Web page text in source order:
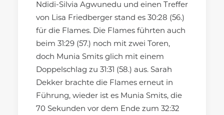
Ndidi-Silvia Agwunedu und einen Treffer
von Lisa Friedberger stand es 30:28 (56.)
für die Flames. Die Flames führten auch
beim 31:29 (57.) noch mit zwei Toren,
doch Munia Smits glich mit einem
Doppelschlag zu 31:31 (58.) aus. Sarah
Dekker brachte die Flames erneut in
Führung, wieder ist es Munia Smits, die
70 Sekunden vor dem Ende zum 32:32